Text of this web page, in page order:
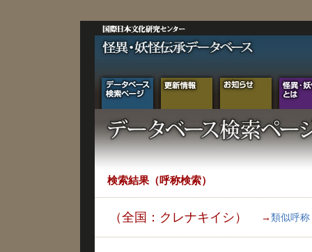
検索結果（呼称検索）
（全国：クレナキイシ） → 類似呼称